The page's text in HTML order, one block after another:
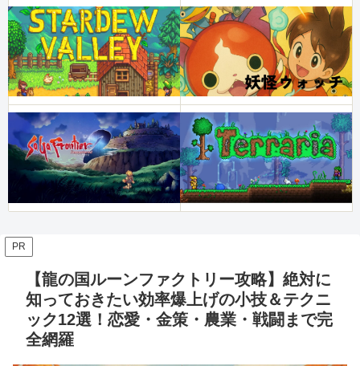
PR
【龍の国ルーンファクトリー攻略】絶対に
知っておきたい効率爆上げの小技＆テクニ
ック12選！恋愛・金策・農業・戦闘まで完
全網羅